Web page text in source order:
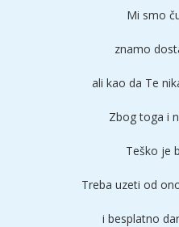
Mi smo
znamo
ali kao da Te
Zbog toga i
Teško je
Treba uzeti od
i besplatno